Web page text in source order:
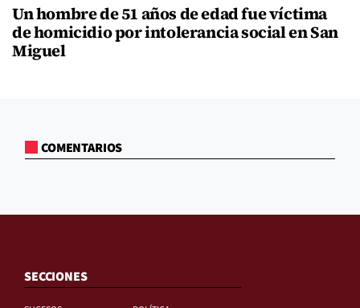
Un hombre de 51 años de edad fue víctima
de homicidio por intolerancia social en San
Miguel
COMENTARIOS
SECCIONES